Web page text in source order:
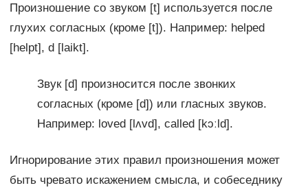
Произношение со звуком [t] используется после
глухих согласных (кроме [t]). Например: helped
[helpt], d [laikt].
Звук [d] произносится после звонких
согласных (кроме [d]) или гласных звуков.
Например: loved [lʌvd], called [kɔːld].
Игнорирование этих правил произношения может
быть чревато искажением смысла, и собеседнику